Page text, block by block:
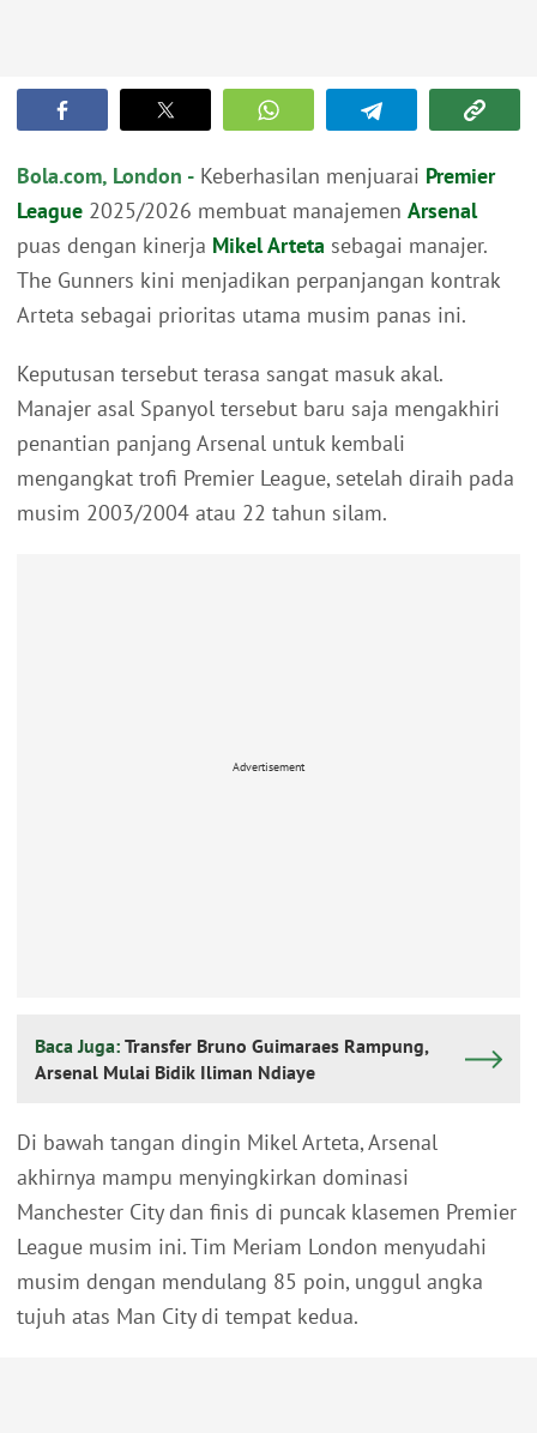
Bola.com, London - Keberhasilan menjuarai Premier
League 2025/2026 membuat manajemen Arsenal
puas dengan kinerja Mikel Arteta sebagai manajer.
The Gunners kini menjadikan perpanjangan kontrak
Arteta sebagai prioritas utama musim panas ini.
Keputusan tersebut terasa sangat masuk akal.
Manajer asal Spanyol tersebut baru saja mengakhiri
penantian panjang Arsenal untuk kembali
mengangkat trofi Premier League, setelah diraih pada
musim 2003/2004 atau 22 tahun silam.
Advertisement
Baca Juga: Transfer Bruno Guimaraes Rampung,
Arsenal Mulai Bidik Iliman Ndiaye
Di bawah tangan dingin Mikel Arteta, Arsenal
akhirnya mampu menyingkirkan dominasi
Manchester City dan finis di puncak klasemen Premier
League musim ini. Tim Meriam London menyudahi
musim dengan mendulang 85 poin, unggul angka
tujuh atas Man City di tempat kedua.